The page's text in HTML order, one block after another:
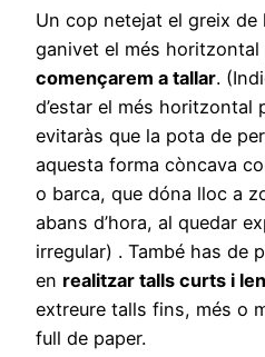
Un cop netejat el greix de
ganivet el més horitzontal
començarem a tallar.
d’estar el més horitzontal
evitaràs que la pota de
aquesta forma còncava
o barca, que dóna lloc a
abans d’hora, al quedar
irregular) . També has de
en realitzar talls curts i
extreure talls fins, més o
full de paper.